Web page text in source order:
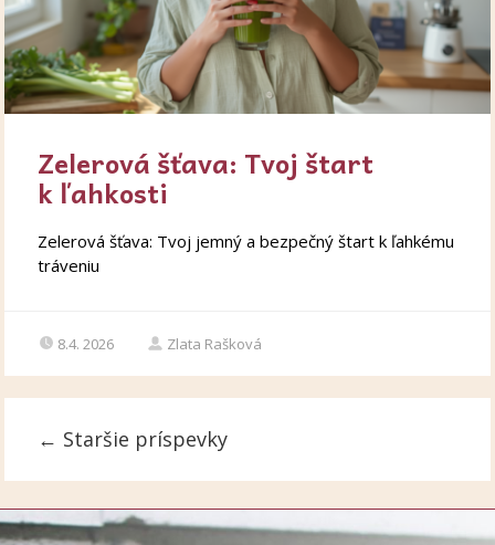
Zelerová šťava: Tvoj štart
k ľahkosti
Zelerová šťava: Tvoj jemný a bezpečný štart k ľahkému
tráveniu
8.4. 2026 Zlata Rašková
← Staršie príspevky